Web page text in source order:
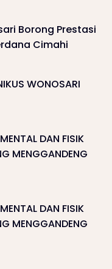
Borong Prestasi
Cimahi
WONOSARI
DAN FISIK
MENGGANDENG
DAN FISIK
MENGGANDENG